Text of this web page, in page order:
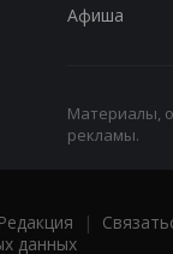
Афиша
Материалы,
рекламы.
Редакция |
данных